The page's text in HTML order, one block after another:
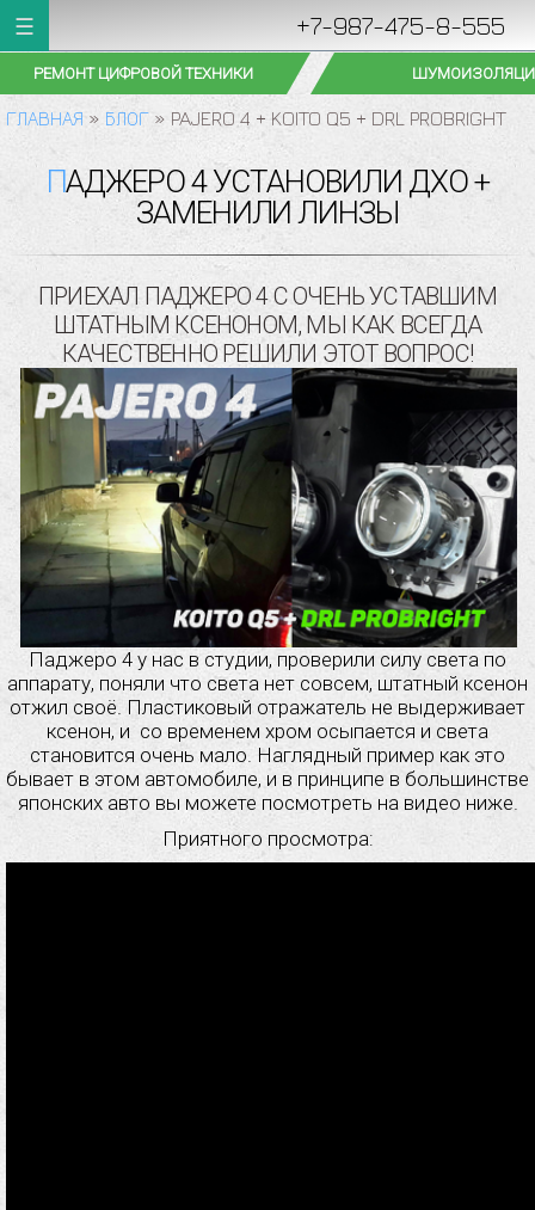
+7-987-475-8-555
РЕМОНТ ЦИФРОВОЙ ТЕХНИКИ
ГЛАВНАЯ » БЛОГ » PAJERO 4 + KOITO Q5 + DRL PROBRIGHT
ПАДЖЕРО 4 УСТАНОВИЛИ ДХО +
ЗАМЕНИЛИ ЛИНЗЫ
ПРИЕХАЛ ПАДЖЕРО 4 С ОЧЕНЬ УСТАВШИМ
ШТАТНЫМ КСЕНОНОМ, МЫ КАК ВСЕГДА
КАЧЕСТВЕННО РЕШИЛИ ЭТОТ ВОПРОС!
Паджеро 4 у нас в студии, проверили силу света по
аппарату, поняли что света нет совсем, штатный ксенон
отжил своё. Пластиковый отражатель не выдерживает
ксенон, и со временем хром осыпается и света
становится очень мало. Наглядный пример как это
бывает в этом автомобиле, и в принципе в большинстве
японских авто вы можете посмотреть на видео ниже.
Приятного просмотра: